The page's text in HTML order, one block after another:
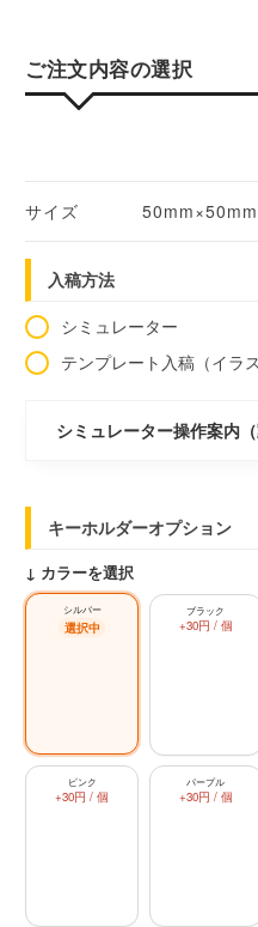
ご注文内容の選択
サイズ 50mm×50mm
入稿方法
シミュレーター
テンプレート入稿（イラ
シミュレーター操作案内（
キーホルダーオプション
↓ カラーを選択
シルバー ブラック
+30円 / 個
ピンク
+30円 / 個
パープル
+30円 / 個